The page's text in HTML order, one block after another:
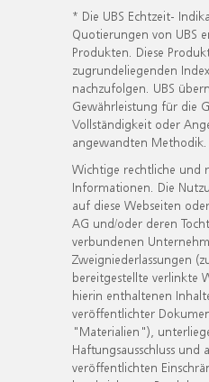
* Die UBS Echtzeit-
Quotierungen von UBS
Produkten. Diese
zugrundeliegenden
nachzufolgen. UBS
Gewährleistung für die
Vollständigkeit oder
angewandten Methodik.
Wichtige rechtliche und
Informationen. Die
auf diese Webseiten
AG und/oder deren
verbundenen
Zweigniederlassungen
bereitgestellte verlinkte
hierin enthaltenen
veröffentlichter
"Materialien"),
Haftungsausschluss und
veröffentlichten